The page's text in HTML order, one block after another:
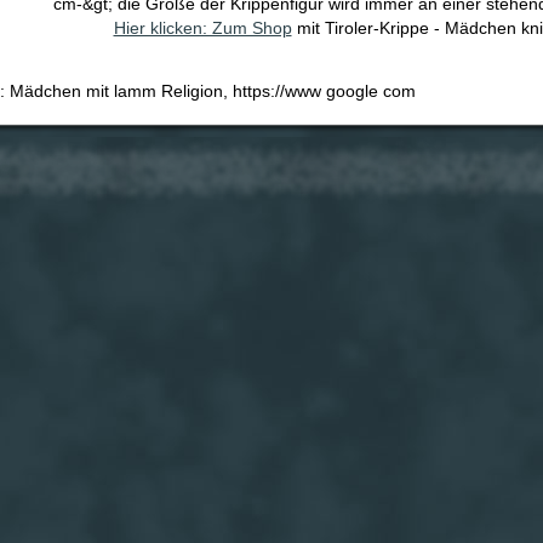
Hier klicken: Zum Shopmit Tiroler-Krippe - Mädchen
Mädchen mit lamm Religion, https://www google com